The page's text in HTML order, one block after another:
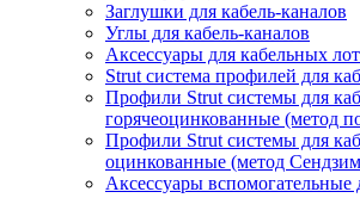
Заглушки для кабель-каналов
Углы для кабель-каналов
Аксессуары для кабельных
Strut система профилей для
Профили Strut системы для
горячеоцинкованные (метод
Профили Strut системы для
оцинкованные (метод
Аксессуары вспомогательные